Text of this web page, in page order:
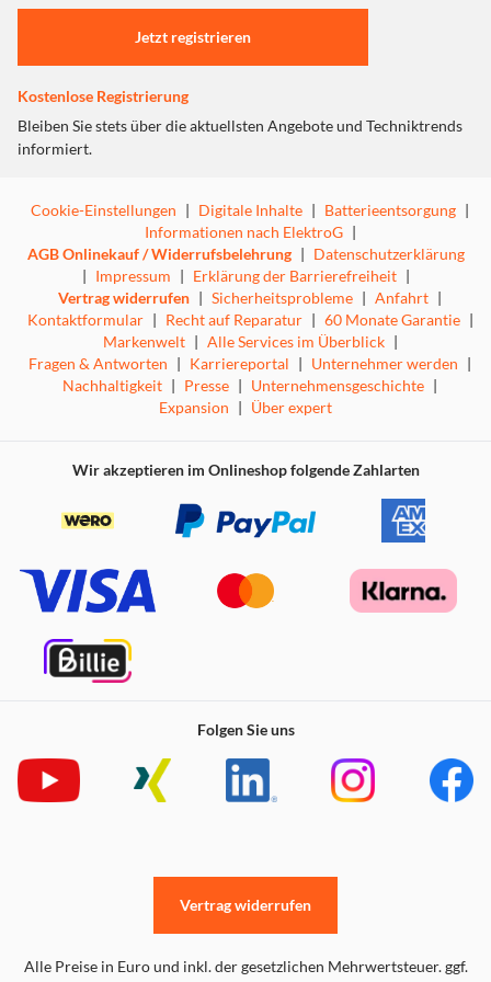
Sozial-emotionales Spielzeug
Kinder imitieren, wie erwachsene Tiere sich um Junge
Lustiger Rutschspaß
Einstellungen anpassen
Jetzt registrieren
Kostenlose Registrierung
Bleiben Sie stets über die aktuellsten Angebote und Techniktrends
informiert.
Cookie-Einstellungen | Digitale Inhalte | Batterieentsorgung |
Informationen nach ElektroG |
AGB Onlinekauf / Widerrufsbelehrung | Datenschutzerklärung
| Impressum | Erklärung der Barrierefreiheit |
Vertrag widerrufen | Sicherheitsprobleme | Anfahrt |
Kontaktformular | Recht auf Reparatur | 60 Monate Garantie |
Markenwelt | Alle Services im Überblick |
Fragen & Antworten | Karriereportal | Unternehmer werden |
Nachhaltigkeit | Presse | Unternehmensgeschichte |
Expansion | Über expert
Wir akzeptieren im Onlineshop folgende Zahlarten
Folgen Sie uns
Alle Preise in Euro und inkl. der gesetzlichen Mehrwertsteuer. ggf.
Vertrag widerrufen